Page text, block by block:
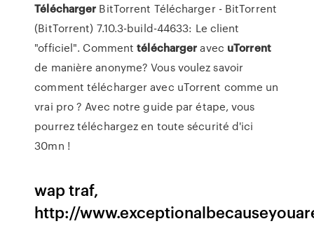
Télécharger BitTorrent Télécharger - BitTorrent
(BitTorrent) 7.10.3-build-44633: Le client
"officiel". Commenttéléchargeravec uTorrent
de manière anonyme? Vous voulez savoir
comment télécharger avec uTorrent comme un
vrai pro ? Avec notre guide par étape, vous
pourrez téléchargez en toute sécurité d'ici
30mn !
wap traf,
http://